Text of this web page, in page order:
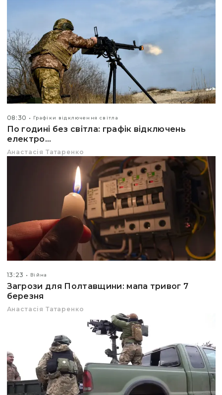
08:30 Графіки відключення світла
По годині без світла: графік відключень
електро...
Анастасія Татаренко
13:23 Війна
Загрози для Полтавщини: мапа тривог 7
березня
Анастасія Татаренко